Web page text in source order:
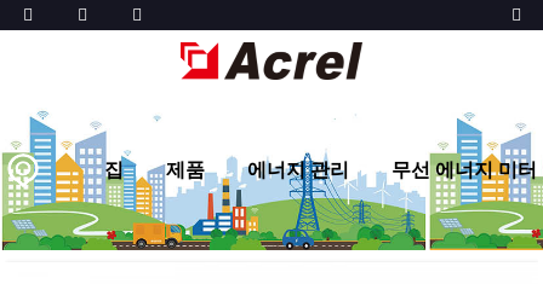
집 제품 에너지 관리 무선 에너지 미터